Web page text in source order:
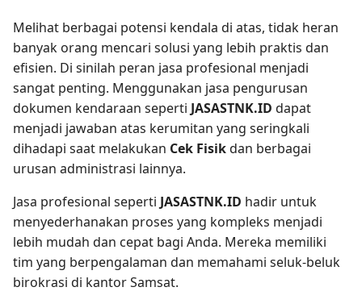
Melihat berbagai potensi kendala di atas, tidak heran
banyak orang mencari solusi yang lebih praktis dan
efisien. Di sinilah peran jasa profesional menjadi
sangat penting. Menggunakan jasa pengurusan
dokumen kendaraan seperti JASASTNK.ID dapat
menjadi jawaban atas kerumitan yang seringkali
dihadapi saat melakukan Cek Fisikdan berbagai
urusan administrasi lainnya.
Jasa profesional seperti JASASTNK.ID hadir untuk
menyederhanakan proses yang kompleks menjadi
lebih mudah dan cepat bagi Anda. Mereka memiliki
tim yang berpengalaman dan memahami seluk-beluk
birokrasi di kantor Samsat.